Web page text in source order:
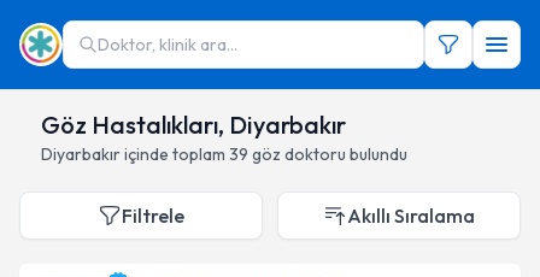
Doktor, klinik ara...
Göz Hastalıkları, Diyarbakır
Diyarbakıriçinde toplam 39 göz doktoru bulundu
Filtrele Akıllı Sıralama